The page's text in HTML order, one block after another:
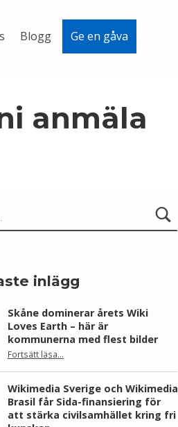
Blogg Ge en gåva
anmäla
inlägg
Skåne dominerar årets Wiki
Loves Earth – här är
kommunerna med flest bilder
Fortsätt läsa“Skåne dominerar årets Wiki Loves Earth – här är kommunerna med flest bilder”
…
Wikimedia Sverige och Wikimedia
Brasil får Sida-finansiering för
att stärka civilsamhället kring fri